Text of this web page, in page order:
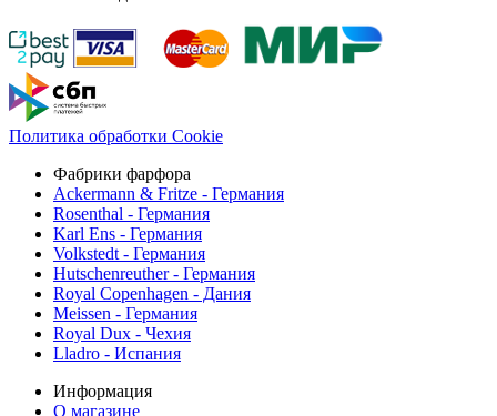
Политика обработки Cookie
Фабрики фарфора
Ackermann & Fritze - Германия
Rosenthal - Германия
Karl Ens - Германия
Volkstedt - Германия
Hutschenreuther - Германия
Royal Copenhagen - Дания
Meissen - Германия
Royal Dux - Чехия
Lladro - Испания
Информация
О магазине